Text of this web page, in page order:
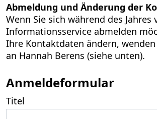
Abmeldung und Änderung der
Wenn Sie sich während des Jahres
Informationsservice abmelden
Ihre Kontaktdaten ändern,
an Hannah Berens (siehe unten).
Anmeldeformular
Titel